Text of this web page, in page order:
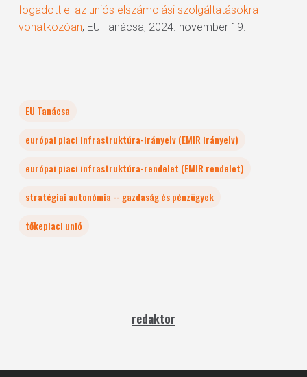
fogadott el az uniós elszámolási szolgáltatásokra
vonatkozóan; EU Tanácsa; 2024. november 19.
EU Tanácsa
európai piaci infrastruktúra-irányelv (EMIR irányelv)
európai piaci infrastruktúra-rendelet (EMIR rendelet)
stratégiai autonómia -- gazdaság és pénzügyek
tőkepiaci unió
redaktor